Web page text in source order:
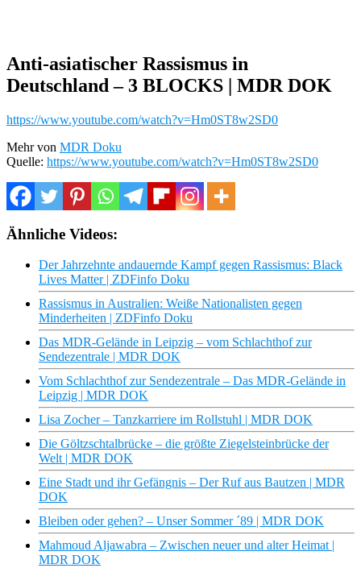
Anti-asiatischer Rassismus in
Deutschland – 3 BLOCKS | MDR DOK
https://www.youtube.com/watch?v=Hm0ST8w2SD0
Mehr von MDR Doku
Quelle: https://www.youtube.com/watch?v=Hm0ST8w2SD0
Ähnliche Videos:
Der Jahrzehnte andauernde Kampf gegen Rassismus: Black
Lives Matter | ZDFinfo Doku
Rassismus in Australien: Weiße Nationalisten gegen
Minderheiten | ZDFinfo Doku
Das MDR-Gelände in Leipzig – vom Schlachthof zur
Sendezentrale | MDR DOK
Vom Schlachthof zur Sendezentrale – Das MDR-Gelände in
Leipzig | MDR DOK
Lisa Zocher – Tanzkarriere im Rollstuhl | MDR DOK
Die Göltzschtalbrücke – die größte Ziegelsteinbrücke der
Welt | MDR DOK
Eine Stadt und ihr Gefängnis – Der Ruf aus Bautzen | MDR
DOK
Bleiben oder gehen? – Unser Sommer ´89 | MDR DOK
Mahmoud Aljawabra – Zwischen neuer und alter Heimat |
MDR DOK